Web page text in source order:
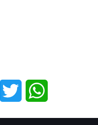
LinkedIn Twitter